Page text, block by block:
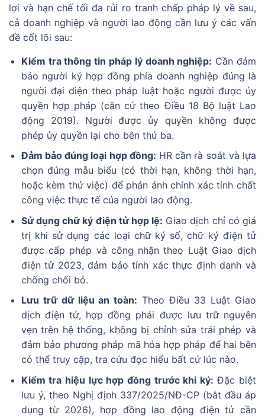
lợi và hạn chế tối đa rủi ro tranh chấp pháp lý về sau,
cả doanh nghiệp và người lao động cần lưu ý các vấn
đề cốt lõi sau:
Kiểm tra thông tin pháp lý doanh nghiệp: Cần đảm
bảo người ký hợp đồng phía doanh nghiệp đúng là
người đại diện theo pháp luật hoặc người được ủy
quyền hợp pháp (căn cứ theo Điều 18 Bộ luật Lao
động 2019). Người được ủy quyền không được
phép ủy quyền lại cho bên thứ ba.
Đảm bảo đúng loại hợp đồng: HR cần rà soát và lựa
chọn đúng mẫu biểu (có thời hạn, không thời hạn,
hoặc kèm thử việc) để phản ánh chính xác tính chất
công việc thực tế của người lao động.
Sử dụng chữ ký điện tử hợp lệ: Giao dịch chỉ có giá
trị khi sử dụng các loại chữ ký số, chữ ký điện tử
được cấp phép và công nhận theo Luật Giao dịch
điện tử 2023, đảm bảo tính xác thực định danh và
chống chối bỏ.
Lưu trữ dữ liệu an toàn: Theo Điều 33 Luật Giao
dịch điện tử, hợp đồng phải được lưu trữ nguyên
vẹn trên hệ thống, không bị chỉnh sửa trái phép và
đảm bảo phương pháp mã hóa hợp pháp để hai bên
có thể truy cập, tra cứu đọc hiểu bất cứ lúc nào.
Kiểm tra hiệu lực hợp đồng trước khi ký: Đặc biệt
lưu ý, theo Nghị định 337/2025/NĐ-CP (bắt đầu áp
dụng từ 2026), hợp đồng lao động điện tử cần